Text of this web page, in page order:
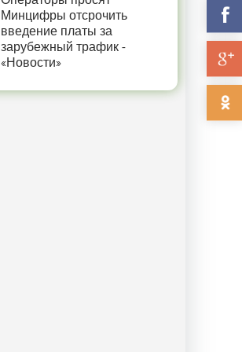
Минцифры отсрочить
введение платы за
зарубежный трафик -
«Новости»